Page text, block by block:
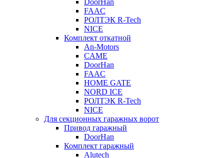
DoorHan
FAAC
РОЛТЭК R-Tech
NICE
Комплект откатной
An-Motors
CAME
DoorHan
FAAC
HOME GATE
NORD ICE
РОЛТЭК R-Tech
NICE
Для секционных гаражных ворот
Привод гаражный
DoorHan
Комплект гаражный
Alutech